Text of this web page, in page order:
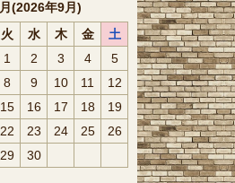
(2026年9月)
火 水 木 金
土
1
2 3 4
5
8 9 10 11
12
15 16 17 18
19
22 23 24 25
26
29 30